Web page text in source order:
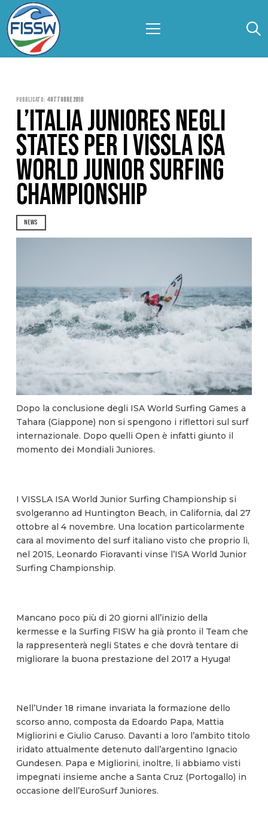
Pubblicato: 4 Ottobre 2018
L’ITALIA JUNIORES NEGLI
STATES PER I VISSLA ISA
WORLD JUNIOR SURFING
CHAMPIONSHIP
NEWS
Dopo la conclusione degli ISA World Surfing Games a
Tahara (Giappone) non si spengono i riflettori sul surf
internazionale. Dopo quelli Open è infatti giunto il
momento dei Mondiali Juniores.
I VISSLA ISA World Junior Surfing Championship si
svolgeranno ad Huntington Beach, in California, dal 27
ottobre al 4 novembre. Una location particolarmente
cara al movimento del surf italiano visto che proprio lì,
nel 2015, Leonardo Fioravanti vinse l’ISA World Junior
Surfing Championship.
Mancano poco più di 20 giorni all’inizio della
kermesse e la Surfing FISW ha già pronto il Team che
la rappresenterà negli States e che dovrà tentare di
migliorare la buona prestazione del 2017 a Hyuga!
Nell’Under 18 rimane invariata la formazione dello
scorso anno, composta da Edoardo Papa, Mattia
Migliorini e Giulio Caruso. Davanti a loro l’ambito titolo
iridato attualmente detenuto dall’argentino Ignacio
Gundesen. Papa e Migliorini, inoltre, li abbiamo visti
impegnati insieme anche a Santa Cruz (Portogallo) in
occasione dell’EuroSurf Juniores.